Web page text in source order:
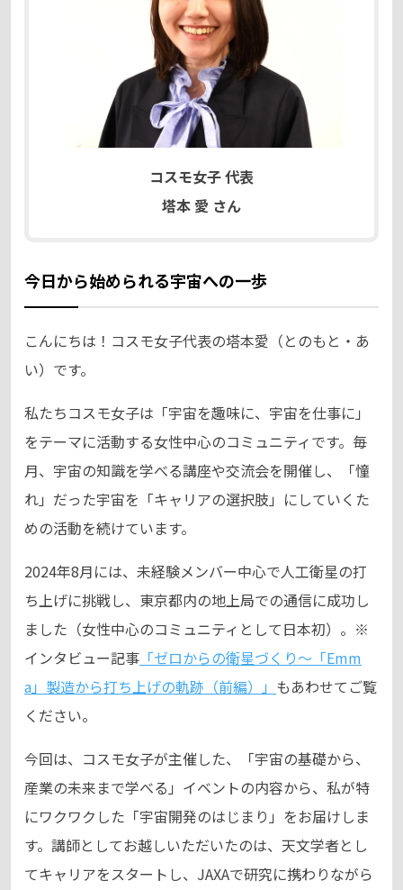
コスモ女子 代表
塔本 愛 さん
今日から始められる宇宙への一歩
こんにちは！コスモ女子代表の塔本愛（とのもと・あ
い）です。
私たちコスモ女子は「宇宙を趣味に、宇宙を仕事に」
をテーマに活動する女性中心のコミュニティです。毎
月、宇宙の知識を学べる講座や交流会を開催し、「憧
れ」だった宇宙を「キャリアの選択肢」にしていくた
めの活動を続けています。
2024年8月には、未経験メンバー中心で人工衛星の打
ち上げに挑戦し、東京都内の地上局での通信に成功し
ました（女性中心のコミュニティとして日本初）。※
インタビュー記事 「ゼロからの衛星づくり～「Emm
a」製造から打ち上げの軌跡（前編）」 もあわせてご覧
ください。
今回は、コスモ女子が主催した、「宇宙の基礎から、
産業の未来まで学べる」イベントの内容から、私が特
にワクワクした「宇宙開発のはじまり」をお届けしま
す。講師としてお越しいただいたのは、天文学者とし
てキャリアをスタートし、JAXAで研究に携わりながら